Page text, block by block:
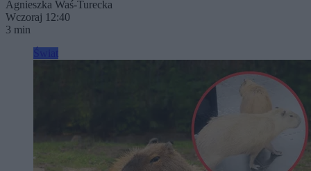
Agnieszka Waś-Turecka
Wczoraj 12:40
3 min